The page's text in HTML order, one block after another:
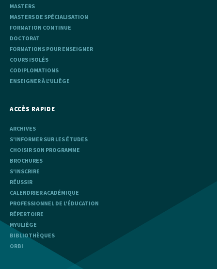
MASTERS
MASTERS DE SPÉCIALISATION
FORMATION CONTINUE
DOCTORAT
FORMATIONS POUR ENSEIGNER
COURS ISOLÉS
CODIPLOMATIONS
ENSEIGNER À L'ULIÈGE
ACCÈS RAPIDE
ARCHIVES
S'INFORMER SUR LES ÉTUDES
CHOISIR SON PROGRAMME
BROCHURES
S'INSCRIRE
RÉUSSIR
CALENDRIER ACADÉMIQUE
PROFESSIONNEL DE L'ÉDUCATION
RÉPERTOIRE
MYULIÈGE
BIBLIOTHÈQUES
ORBI